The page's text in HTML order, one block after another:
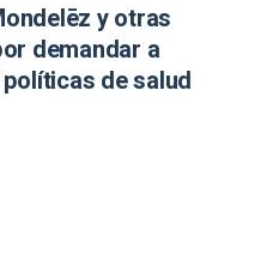
y otras
demandar a
de salud